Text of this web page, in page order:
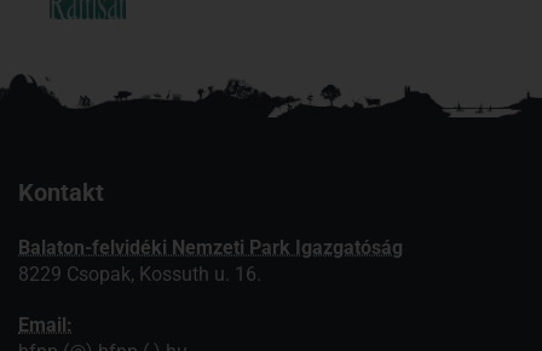
Kontakt
Balaton-felvidéki Nemzeti Park Igazgatóság
8229 Csopak, Kossuth u. 16.
Email: